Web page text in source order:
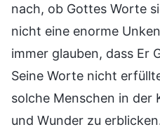
nach, ob Gottes Worte
nicht eine enorme
immer glauben, dass Er
Seine Worte nicht
solche Menschen in der
und Wunder zu